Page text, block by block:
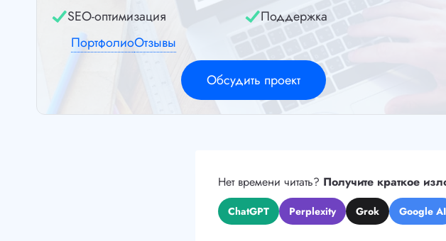
SEO-оптимизация
Поддержка
ПортфолиоОтзывы
Обсудить проект
Нет времени читать? Получите краткое
ChatGPT Perplexity Grok Google AI